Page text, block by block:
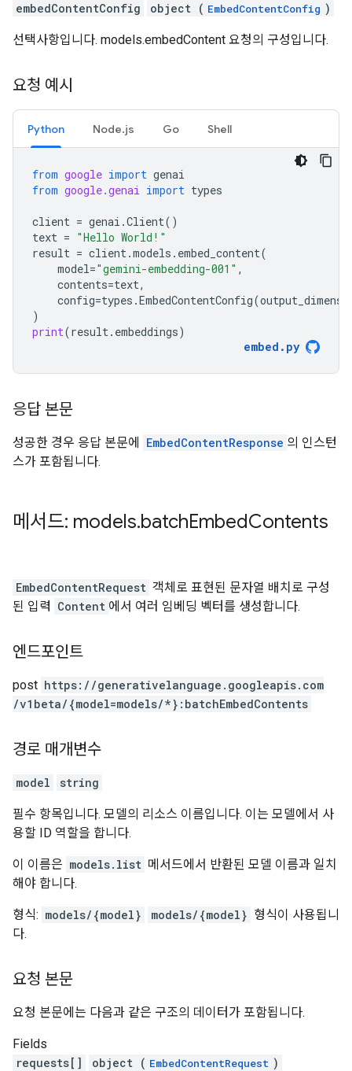
embedContentConfig object ( EmbedContentConfig )
선택사항입니다. models.embedContent 요청의 구성입니다.
요청 예시
Python Node.js Go Shell
from google import genai
from google.genai import types
client = genai .Client()
text = "Hello World!"
result = client.models . embed_content(
model="gemini-embedding-001" ,
contents=text,
config=types .EmbedContentConfig(
)
print(result. embeddings)
embed . py
응답 본문
성공한 경우 응답 본문에 EmbedContentResponse 의 인스턴
스가 포함됩니다.
메서드: models.batchEmbedContents
EmbedContentRequest 객체로 표현된 문자열 배치로 구성
된 입력 Content 에서 여러 임베딩 벡터를 생성합니다.
엔드포인트
post https: / /generativelanguage.googleapis.com
/v1beta/{model=models/*}:batchEmbedContents
경로 매개변수
model string
필수 항목입니다. 모델의 리소스 이름입니다. 이는 모델에서 사
용할 ID 역할을 합니다.
이 이름은 models.list 메서드에서 반환된 모델 이름과 일치
해야 합니다.
형식: models/{model} models/{model} 형식이 사용됩니
다.
요청 본문
요청 본문에는 다음과 같은 구조의 데이터가 포함됩니다.
Fields
requests[]
object ( EmbedContentRequest )